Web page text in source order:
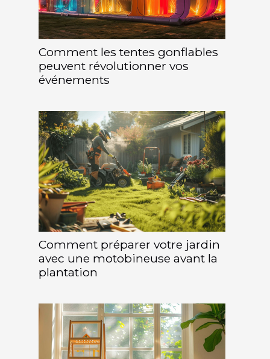
Comment les tentes gonflables
peuvent révolutionner vos
événements
Comment préparer votre jardin
avec une motobineuse avant la
plantation